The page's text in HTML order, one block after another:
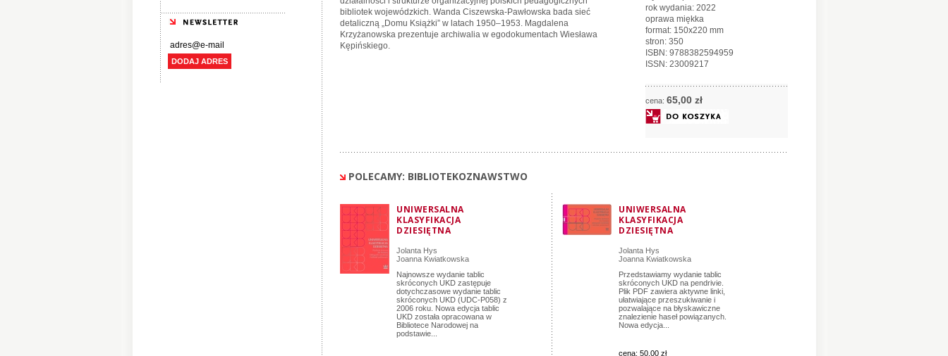
DODAJ ADRES
rok wydania: 2022
oprawa miękka
format: 150x220 mm
stron: 350
ISBN: 9788382594959
ISSN: 23009217
cena: 65,00 zł
bibliotek wojewódzkich. Wanda Ciszewska-Pawłowska bada sieć
detaliczną „Domu Książki” w latach 1950–1953. Magdalena
Krzyżanowska prezentuje archiwalia w egodokumentach Wiesława
Kępińskiego.
POLECAMY: BIBLIOTEKOZNAWSTWO
UNIWERSALNA
KLASYFIKACJA
DZIESIĘTNA
Jolanta Hys
Joanna Kwiatkowska
Najnowsze wydanie tablic
skróconych UKD zastępuje
dotychczasowe wydanie tablic
skróconych UKD (UDC-P058) z
2006 roku. Nowa edycja tablic
UKD została opracowana w
Bibliotece Narodowej na
podstawie...
UNIWERSALNA
KLASYFIKACJA
DZIESIĘTNA
Jolanta Hys
Joanna Kwiatkowska
Przedstawiamy wydanie tablic
skróconych UKD na pendrivie.
Plik PDF zawiera aktywne linki,
ułatwiające przeszukiwanie i
pozwalające na błyskawiczne
znalezienie haseł powiązanych.
Nowa edycja...
cena: 50,00 zł